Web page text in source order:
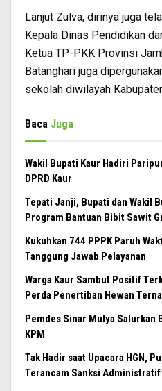
Lanjut Zulva, dirinya juga
Kepala Dinas Pendidikan
Ketua TP-PKK Provinsi
Batanghari juga
sekolah diwilayah
Baca Juga
Wakil Bupati Kaur Hadiri
DPRD Kaur
Tepati Janji, Bupati dan Wakil
Program Bantuan Bibit Sawit
Kukuhkan 744 PPPK Paruh
Tanggung Jawab Pelayanan
Warga Kaur Sambut Positif
Perda Penertiban Hewan
Pemdes Sinar Mulya Salurkan
KPM
Tak Hadir saat Upacara HGN,
Terancam Sanksi Administratif